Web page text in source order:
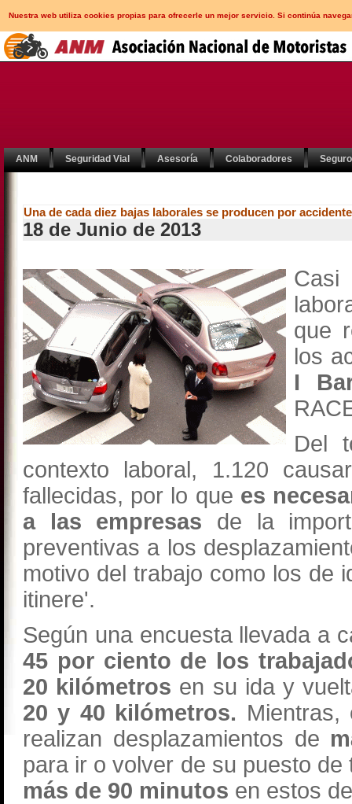
Nuestra web utiliza cookies propias para ofrecerle un mejor servicio. Si continúa
ANM Seguridad Vial Asesoría Colaboradores
Una de cada diez bajas laborales se producen por
18 de Junio de 2013
Casi
que
los
I
Del
contexto laboral, 1.120
fallecidas, por lo que es
a las empresas de la
preventivas a los
motivo del trabajo como los de
itinere'.
Según una encuesta llevada a
45 por ciento de los
20 kilómetros en su ida y
20 y 40 kilómetros. Mientras,
realizan desplazamientos de
para ir o volver de su puesto
más de 90 minutos en estos